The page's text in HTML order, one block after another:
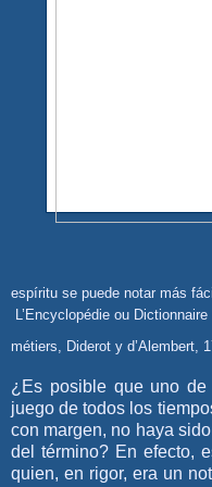
espíritu se puede notar más
L’Encyclopédie ou
métiers, Diderot y d’Alembert,
¿Es posible que uno de
juego de todos los
con margen, no haya
del término? En efecto,
quien, en rigor, era un